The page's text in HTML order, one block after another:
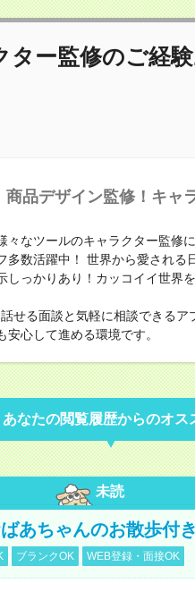
ター監修のご経
商品デザイン監修！キャ
々なツールのキャラクター監修
多数活躍中！ 世界から愛される
しっかりあり！カッコイイ世界
せる面談と気軽に相談できるア
心して進める環境です。
あなたの閲覧履歴からのオス
未読
あちゃんのお散歩付
ブランクOK WEB登録・面接OK